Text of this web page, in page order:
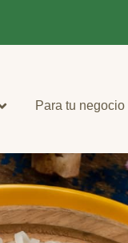
Para tu negocio